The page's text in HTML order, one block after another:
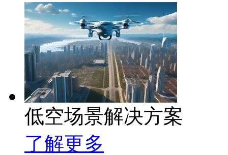
低空场景解决方案
了解更多